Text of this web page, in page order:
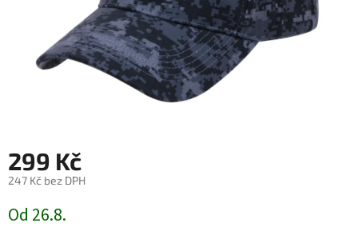
299 Kč
247 Kč bez DPH
cena:
Od 26.8.